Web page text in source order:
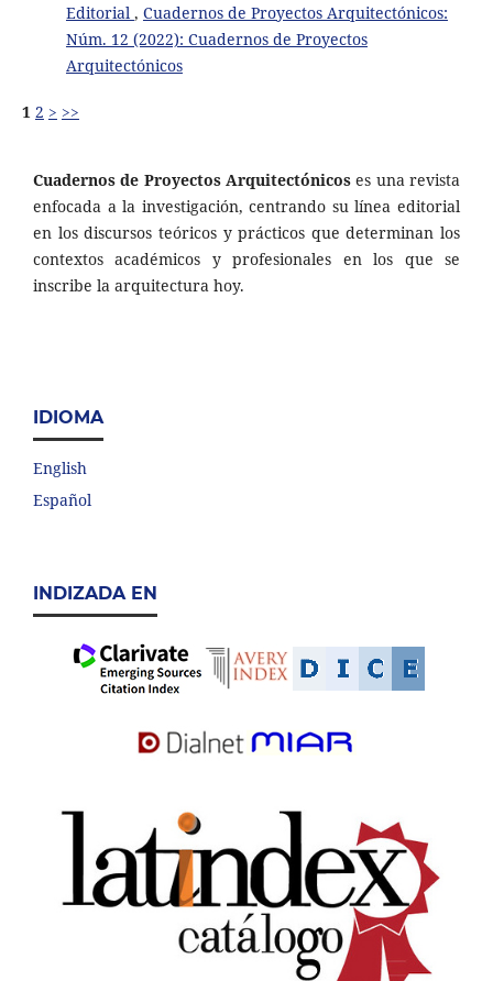
Editorial , Cuadernos de Proyectos Arquitectónicos:
Núm. 12 (2022): Cuadernos de Proyectos
Arquitectónicos
1 2 > >>
Cuadernos de Proyectos Arquitectónicos es una revista
enfocada a la investigación, centrando su línea editorial
en los discursos teóricos y prácticos que determinan los
contextos académicos y profesionales en los que se
inscribe la arquitectura hoy.
IDIOMA
English
Español
INDIZADA EN